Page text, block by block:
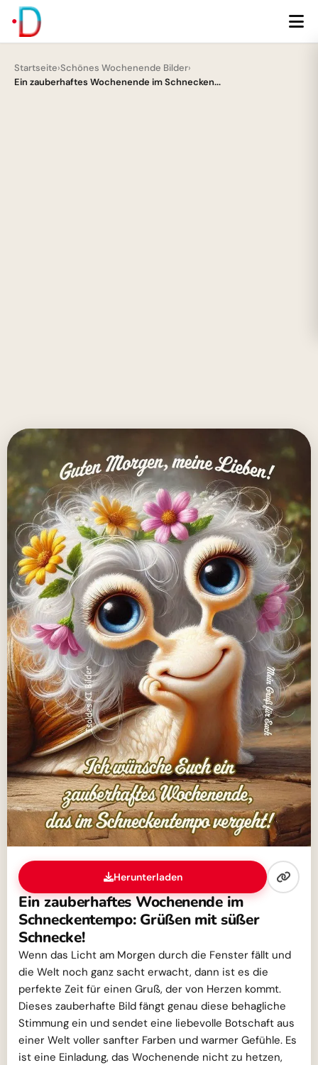
Startseite›Schönes Wochenende Bilder›
Ein zauberhaftes Wochenende im Schnecken...
Herunterladen
Ein zauberhaftes Wochenende im
Schneckentempo: Grüßen mit süßer
Schnecke!
Wenn das Licht am Morgen durch die Fenster fällt und
die Welt noch ganz sacht erwacht, dann ist es die
perfekte Zeit für einen Gruß, der von Herzen kommt.
Dieses zauberhafte Bild fängt genau diese behagliche
Stimmung ein und sendet eine liebevolle Botschaft aus
einer Welt voller sanfter Farben und warmer Gefühle. Es
ist eine Einladung, das Wochenende nicht zu hetzen,